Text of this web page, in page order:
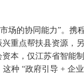
场的协同能力”。携
重点帮扶县资源，
本，仅江苏省智能
种 “政府引导 + 企